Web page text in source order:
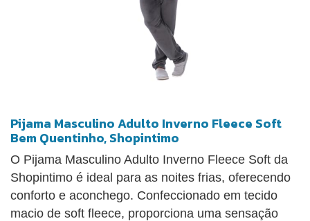
Pijama Masculino Adulto Inverno Fleece Soft
Bem Quentinho, Shopintimo
O Pijama Masculino Adulto Inverno Fleece Soft da
Shopintimo é ideal para as noites frias, oferecendo
conforto e aconchego. Confeccionado em tecido
macio de soft fleece, proporciona uma sensação